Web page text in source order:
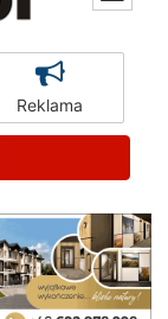
Reklama